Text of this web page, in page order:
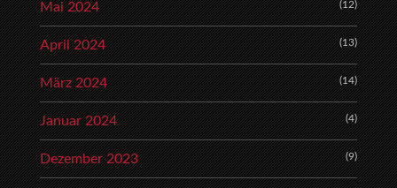
Mai 2024 (12)
April 2024 (13)
März 2024 (14)
Januar 2024 (4)
Dezember 2023 (9)